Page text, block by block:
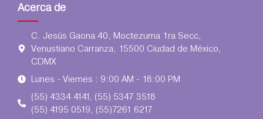
Acerca de
C. Jesús Gaona 40, Moctezuma 1ra Secc,
Venustiano Carranza, 15500 Ciudad de México,
CDMX
Lunes - Viernes : 9:00 AM - 18:00 PM
(55) 4334 4141, (55) 5347 3518
(55) 4195 0519, (55)7261 6217